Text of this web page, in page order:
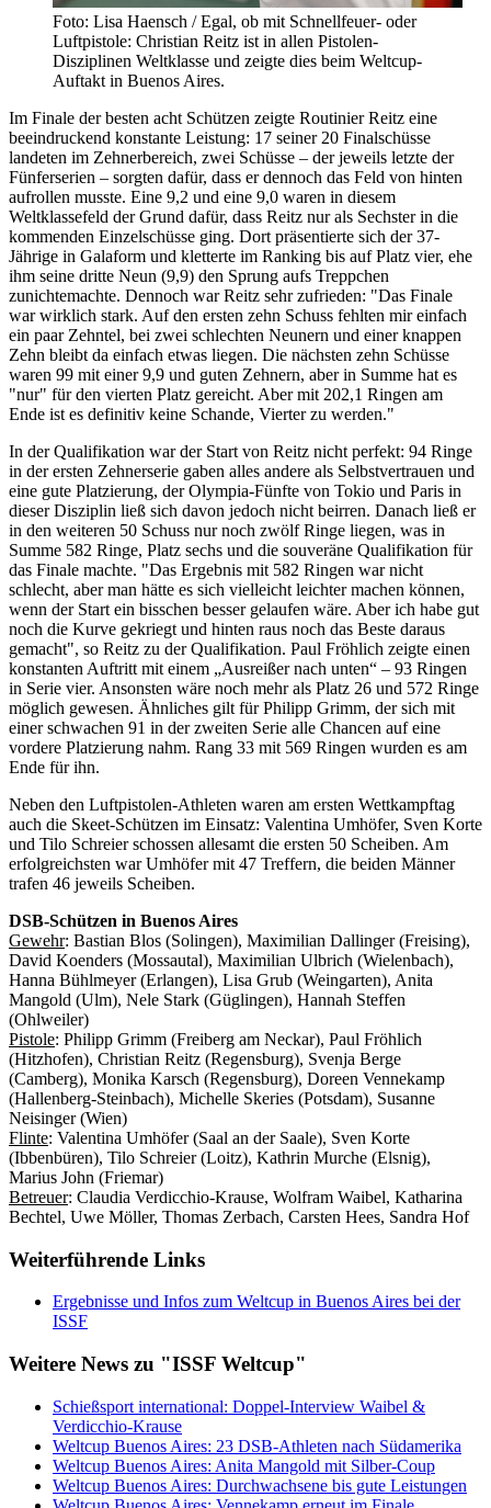
Foto: Lisa Haensch / Egal, ob mit Schnellfeuer- oder
Luftpistole: Christian Reitz ist in allen Pistolen-
Disziplinen Weltklasse und zeigte dies beim Weltcup-
Auftakt in Buenos Aires.
Im Finale der besten acht Schützen zeigte Routinier Reitz eine
beeindruckend konstante Leistung: 17 seiner 20 Finalschüsse
landeten im Zehnerbereich, zwei Schüsse – der jeweils letzte der
Fünferserien – sorgten dafür, dass er dennoch das Feld von hinten
aufrollen musste. Eine 9,2 und eine 9,0 waren in diesem
Weltklassefeld der Grund dafür, dass Reitz nur als Sechster in die
kommenden Einzelschüsse ging. Dort präsentierte sich der 37-
Jährige in Galaform und kletterte im Ranking bis auf Platz vier, ehe
ihm seine dritte Neun (9,9) den Sprung aufs Treppchen
zunichtemachte. Dennoch war Reitz sehr zufrieden: "Das Finale
war wirklich stark. Auf den ersten zehn Schuss fehlten mir einfach
ein paar Zehntel, bei zwei schlechten Neunern und einer knappen
Zehn bleibt da einfach etwas liegen. Die nächsten zehn Schüsse
waren 99 mit einer 9,9 und guten Zehnern, aber in Summe hat es
"nur" für den vierten Platz gereicht. Aber mit 202,1 Ringen am
Ende ist es definitiv keine Schande, Vierter zu werden."
In der Qualifikation war der Start von Reitz nicht perfekt: 94 Ringe
in der ersten Zehnerserie gaben alles andere als Selbstvertrauen und
eine gute Platzierung, der Olympia-Fünfte von Tokio und Paris in
dieser Disziplin ließ sich davon jedoch nicht beirren. Danach ließ er
in den weiteren 50 Schuss nur noch zwölf Ringe liegen, was in
Summe 582 Ringe, Platz sechs und die souveräne Qualifikation für
das Finale machte. "Das Ergebnis mit 582 Ringen war nicht
schlecht, aber man hätte es sich vielleicht leichter machen können,
wenn der Start ein bisschen besser gelaufen wäre. Aber ich habe gut
noch die Kurve gekriegt und hinten raus noch das Beste daraus
gemacht", so Reitz zu der Qualifikation. Paul Fröhlich zeigte einen
konstanten Auftritt mit einem „Ausreißer nach unten“ – 93 Ringen
in Serie vier. Ansonsten wäre noch mehr als Platz 26 und 572 Ringe
möglich gewesen. Ähnliches gilt für Philipp Grimm, der sich mit
einer schwachen 91 in der zweiten Serie alle Chancen auf eine
vordere Platzierung nahm. Rang 33 mit 569 Ringen wurden es am
Ende für ihn.
Neben den Luftpistolen-Athleten waren am ersten Wettkampftag
auch die Skeet-Schützen im Einsatz: Valentina Umhöfer, Sven Korte
und Tilo Schreier schossen allesamt die ersten 50 Scheiben. Am
erfolgreichsten war Umhöfer mit 47 Treffern, die beiden Männer
trafen 46 jeweils Scheiben.
DSB-Schützen in Buenos Aires
Gewehr: Bastian Blos (Solingen), Maximilian Dallinger (Freising),
David Koenders (Mossautal), Maximilian Ulbrich (Wielenbach),
Hanna Bühlmeyer (Erlangen), Lisa Grub (Weingarten), Anita
Mangold (Ulm), Nele Stark (Güglingen), Hannah Steffen
(Ohlweiler)
Pistole: Philipp Grimm (Freiberg am Neckar), Paul Fröhlich
(Hitzhofen), Christian Reitz (Regensburg), Svenja Berge
(Camberg), Monika Karsch (Regensburg), Doreen Vennekamp
(Hallenberg-Steinbach), Michelle Skeries (Potsdam), Susanne
Neisinger (Wien)
Flinte: Valentina Umhöfer (Saal an der Saale), Sven Korte
(Ibbenbüren), Tilo Schreier (Loitz), Kathrin Murche (Elsnig),
Marius John (Friemar)
Betreuer: Claudia Verdicchio-Krause, Wolfram Waibel, Katharina
Bechtel, Uwe Möller, Thomas Zerbach, Carsten Hees, Sandra Hof
Weiterführende Links
Ergebnisse und Infos zum Weltcup in Buenos Aires bei der
ISSF
Weitere News zu "ISSF Weltcup"
Schießsport international: Doppel-Interview Waibel &
Verdicchio-Krause
Weltcup Buenos Aires: 23 DSB-Athleten nach Südamerika
Weltcup Buenos Aires: Anita Mangold mit Silber-Coup
Weltcup Buenos Aires: Durchwachsene bis gute Leistungen